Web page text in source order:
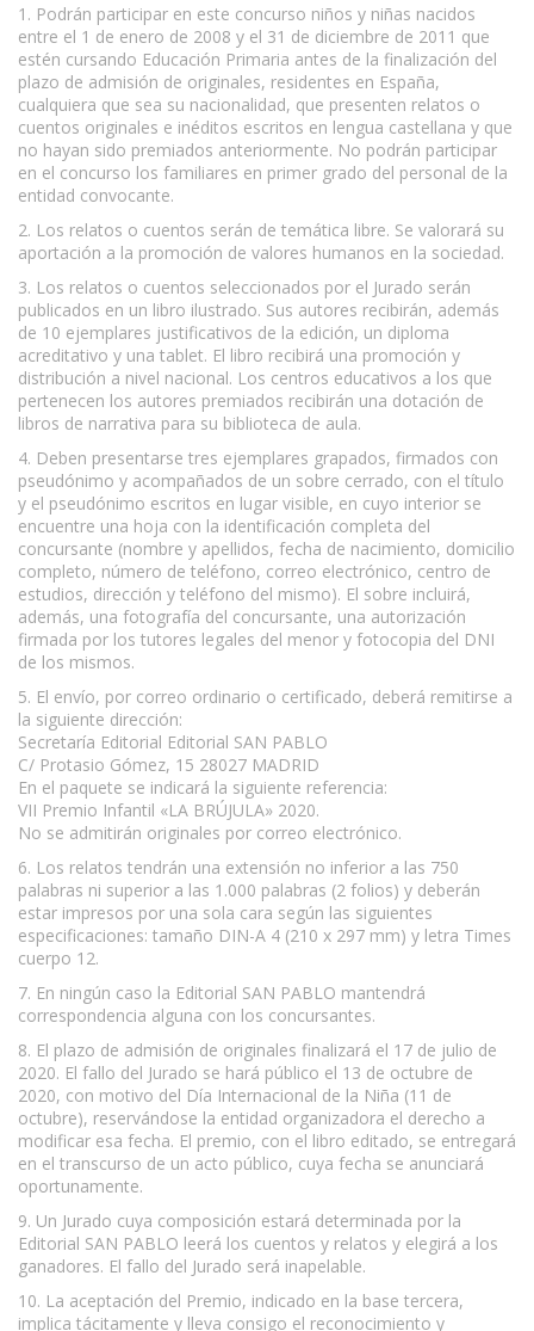
1. Podrán participar en este concurso niños y niñas nacidos
entre el 1 de enero de 2008 y el 31 de diciembre de 2011 que
estén cursando Educación Primaria antes de la finalización del
plazo de admisión de originales, residentes en España,
cualquiera que sea su nacionalidad, que presenten relatos o
cuentos originales e inéditos escritos en lengua castellana y que
no hayan sido premiados anteriormente. No podrán participar
en el concurso los familiares en primer grado del personal de la
entidad convocante.
2. Los relatos o cuentos serán de temática libre. Se valorará su
aportación a la promoción de valores humanos en la sociedad.
3. Los relatos o cuentos seleccionados por el Jurado serán
publicados en un libro ilustrado. Sus autores recibirán, además
de 10 ejemplares justificativos de la edición, un diploma
acreditativo y una tablet. El libro recibirá una promoción y
distribución a nivel nacional. Los centros educativos a los que
pertenecen los autores premiados recibirán una dotación de
libros de narrativa para su biblioteca de aula.
4. Deben presentarse tres ejemplares grapados, firmados con
pseudónimo y acompañados de un sobre cerrado, con el título
y el pseudónimo escritos en lugar visible, en cuyo interior se
encuentre una hoja con la identificación completa del
concursante (nombre y apellidos, fecha de nacimiento, domicilio
completo, número de teléfono, correo electrónico, centro de
estudios, dirección y teléfono del mismo). El sobre incluirá,
además, una fotografía del concursante, una autorización
firmada por los tutores legales del menor y fotocopia del DNI
de los mismos.
5. El envío, por correo ordinario o certificado, deberá remitirse a
la siguiente dirección:
Secretaría Editorial Editorial SAN PABLO
C/ Protasio Gómez, 15 28027 MADRID
En el paquete se indicará la siguiente referencia:
VII Premio Infantil «LA BRÚJULA» 2020.
No se admitirán originales por correo electrónico.
6. Los relatos tendrán una extensión no inferior a las 750
palabras ni superior a las 1.000 palabras (2 folios) y deberán
estar impresos por una sola cara según las siguientes
especificaciones: tamaño DIN-A 4 (210 x 297 mm) y letra Times
cuerpo 12.
7. En ningún caso la Editorial SAN PABLO mantendrá
correspondencia alguna con los concursantes.
8. El plazo de admisión de originales finalizará el 17 de julio de
2020. El fallo del Jurado se hará público el 13 de octubre de
2020, con motivo del Día Internacional de la Niña (11 de
octubre), reservándose la entidad organizadora el derecho a
modificar esa fecha. El premio, con el libro editado, se entregará
en el transcurso de un acto público, cuya fecha se anunciará
oportunamente.
9. Un Jurado cuya composición estará determinada por la
Editorial SAN PABLO leerá los cuentos y relatos y elegirá a los
ganadores. El fallo del Jurado será inapelable.
10. La aceptación del Premio, indicado en la base tercera,
implica tácitamente y lleva consigo el reconocimiento y